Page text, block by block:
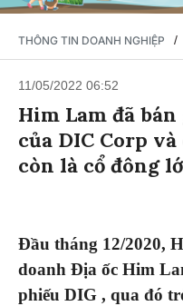
THÔNG TIN DOANH NGHIỆP /
11/05/2022 06:52
Him Lam đã
của DIC Corp
còn là cổ đông
Đầu tháng 12/2020,
doanh Địa ốc Him
phiếu DIG , qua đó